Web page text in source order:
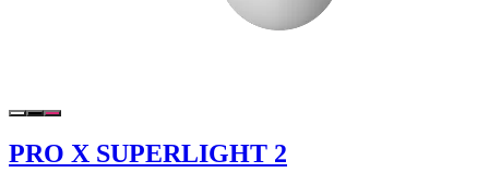
PRO X SUPERLIGHT 2